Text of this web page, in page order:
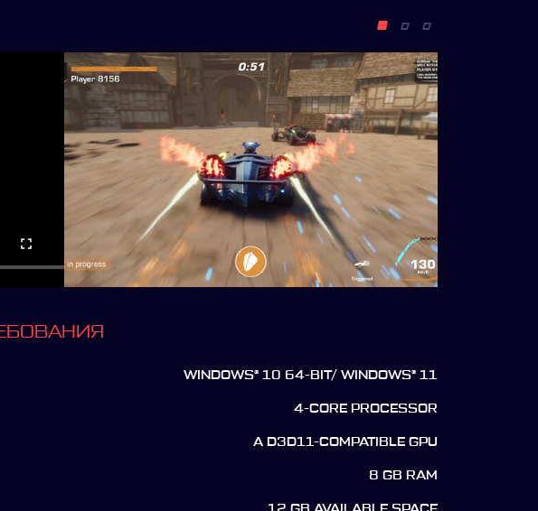
WINDOWS® 10 64-BIT/ WINDOWS® 11
4-CORE PROCESSOR
A D3D11-COMPATIBLE GPU
8 GB RAM